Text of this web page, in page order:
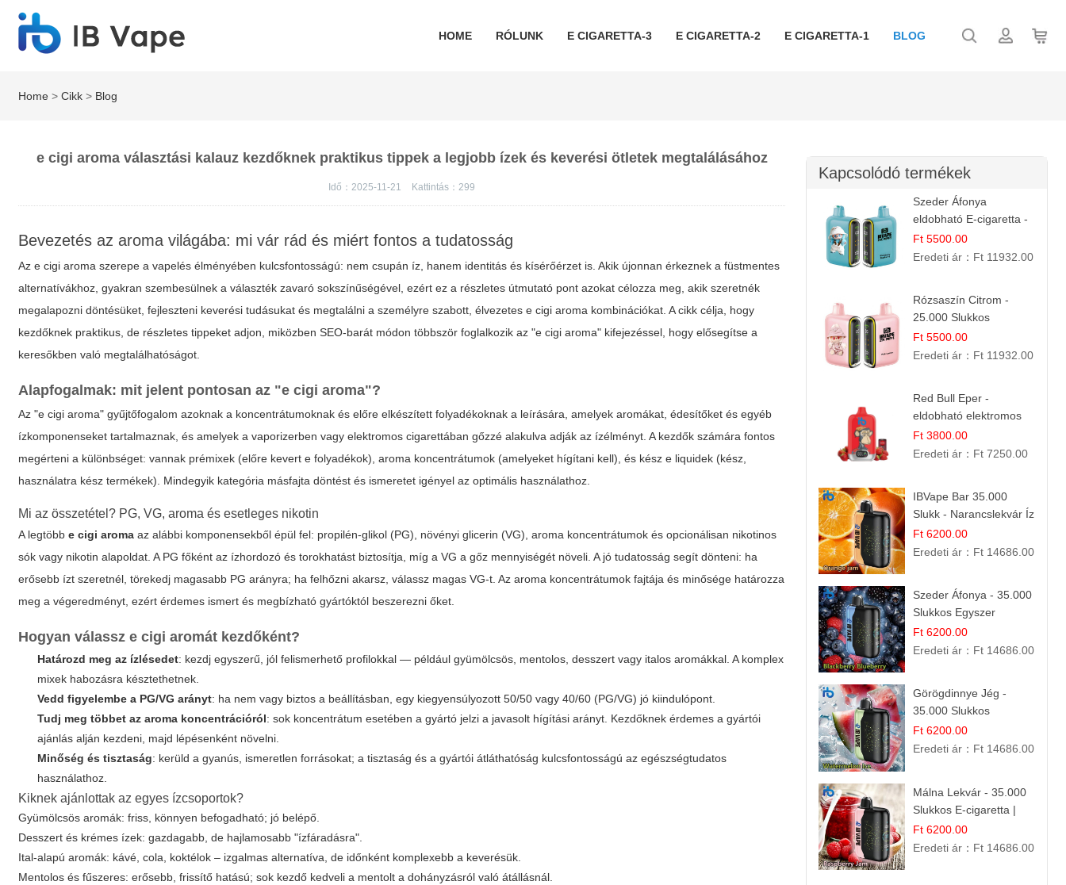
HOME RÓLUNK E CIGARETTA-3 E CIGARETTA-2 E CIGARETTA-1 BLOG
Home >Cikk > Blog
e cigi aroma választási kalauz kezdőknek praktikus tippek a legjobb ízek és keverési ötletek megtalálásához
Idő：2025-11-21 Kattintás：299
Bevezetés az aroma világába: mi vár rád és miért fontos a tudatosság
Az e cigi aroma szerepe a vapelés élményében kulcsfontosságú: nem csupán íz, hanem identitás és kísérőérzet is. Akik újonnan érkeznek a füstmentes
alternatívákhoz, gyakran szembesülnek a választék zavaró sokszínűségével, ezért ez a részletes útmutató pont azokat célozza meg, akik szeretnék
megalapozni döntésüket, fejleszteni keverési tudásukat és megtalálni a személyre szabott, élvezetes e cigi aroma kombinációkat. A cikk célja, hogy
kezdőknek praktikus, de részletes tippeket adjon, miközben SEO-barát módon többször foglalkozik az "e cigi aroma" kifejezéssel, hogy elősegítse a
keresőkben való megtalálhatóságot.
Alapfogalmak: mit jelent pontosan az "e cigi aroma"?
Az "e cigi aroma" gyűjtőfogalom azoknak a koncentrátumoknak és előre elkészített folyadékoknak a leírására, amelyek aromákat, édesítőket és egyéb
ízkomponenseket tartalmaznak, és amelyek a vaporizerben vagy elektromos cigarettában gőzzé alakulva adják az ízélményt. A kezdők számára fontos
megérteni a különbséget: vannak prémixek (előre kevert e folyadékok), aroma koncentrátumok (amelyeket hígítani kell), és kész e liquidek (kész,
használatra kész termékek). Mindegyik kategória másfajta döntést és ismeretet igényel az optimális használathoz.
Mi az összetétel? PG, VG, aroma és esetleges nikotin
A legtöbbe cigi aroma az alábbi komponensekből épül fel: propilén-glikol (PG), növényi glicerin (VG), aroma koncentrátumok és opcionálisan nikotinos
sók vagy nikotin alapoldat. A PG főként az ízhordozó és torokhatást biztosítja, míg a VG a gőz mennyiségét növeli. A jó tudatosság segít dönteni: ha
erősebb ízt szeretnél, törekedj magasabb PG arányra; ha felhőzni akarsz, válassz magas VG-t. Az aroma koncentrátumok fajtája és minősége határozza
meg a végeredményt, ezért érdemes ismert és megbízható gyártóktól beszerezni őket.
Hogyan válassz e cigi aromát kezdőként?
Határozd meg az ízlésedet: kezdj egyszerű, jól felismerhető profilokkal — például gyümölcsös, mentolos, desszert vagy italos aromákkal. A komplex
mixek habozásra késztethetnek.
Vedd figyelembe a PG/VG arányt: ha nem vagy biztos a beállításban, egy kiegyensúlyozott 50/50 vagy 40/60 (PG/VG) jó kiindulópont.
Tudj meg többet az aroma koncentrációról: sok koncentrátum esetében a gyártó jelzi a javasolt hígítási arányt. Kezdőknek érdemes a gyártói
ajánlás alján kezdeni, majd lépésenként növelni.
Minőség és tisztaság: kerüld a gyanús, ismeretlen forrásokat; a tisztaság és a gyártói átláthatóság kulcsfontosságú az egészségtudatos
használathoz.
Kiknek ajánlottak az egyes ízcsoportok?
Gyümölcsös aromák: friss, könnyen befogadható; jó belépő.
Desszert és krémes ízek: gazdagabb, de hajlamosabb "ízfáradásra".
Ital-alapú aromák: kávé, cola, koktélok – izgalmas alternatíva, de időnként komplexebb a keverésük.
Mentolos és fűszeres: erősebb, frissítő hatású; sok kezdő kedveli a mentolt a dohányzásról való átállásnál.
Kapcsolódó termékek
Szeder Áfonya
eldobható E-cigaretta -
25.000 Slukk | Prémium
Gyümölcs Íz
Ft 5500.00
Eredeti ár： Ft 11932.00
Rózsaszín Citrom -
25.000 Slukkos
eldobható e-Cigaretta |
IBvape Bar
Ft 5500.00
Eredeti ár： Ft 11932.00
Red Bull Eper -
eldobható elektromos
cigi | Energizáló
Gyümölcs Íz
Ft 3800.00
Eredeti ár： Ft 7250.00
IBVape Bar 35.000
Slukk - Narancslekvár Íz
| Prémium E-cigaretta
Ft 6200.00
Eredeti ár： Ft 14686.00
Szeder Áfonya - 35.000
Slukkos Egyszer
Használatos E-cigaretta
| Prémium Ízélmény
Ft 6200.00
Eredeti ár： Ft 14686.00
Görögdinnye Jég -
35.000 Slukkos
eldobható vape |
IBVape Bar Frissítő
Ft 6200.00
Eredeti ár： Ft 14686.00
Málna Lekvár - 35.000
Slukkos E-cigaretta |
IBVape Bar Édes
Gyümölcs Íz
Ft 6200.00
Eredeti ár： Ft 14686.00